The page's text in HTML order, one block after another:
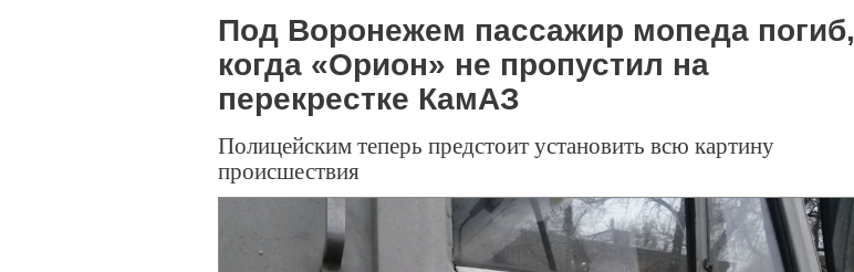
Под Воронежем пассажир мопеда погиб,
когда «Орион» не пропустил на
перекрестке КамАЗ
Полицейским теперь предстоит установить всю картину
происшествия